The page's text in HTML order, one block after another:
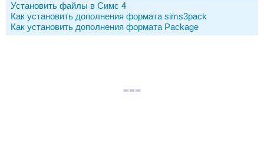
Установить файлы в Симс 4
Как установить дополнения формата sims3pack
Как установить дополнения формата Package